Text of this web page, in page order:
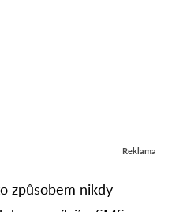
Reklama
způsobem nikdy